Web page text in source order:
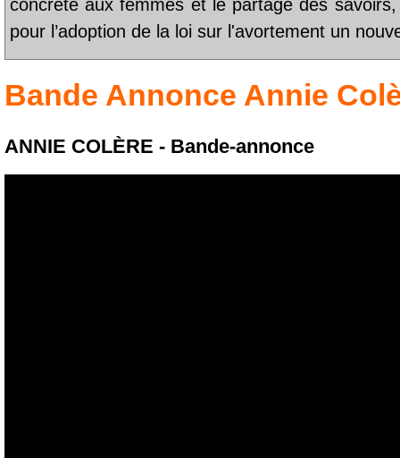
concrète aux femmes et le partage des
pour l’adoption de la loi sur l'avortement un
Bande Annonce Annie
ANNIE COLÈRE - Bande-annonce